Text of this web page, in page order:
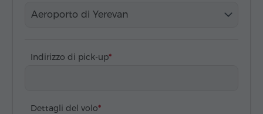
Aeroporto di Yerevan
Indirizzo di pick-up
Dettagli del volo